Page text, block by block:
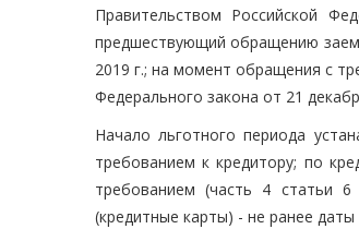
Правительством Российской
предшествующий обращению
2019 г.; на момент обращения с
Федерального закона от 21
Начало льготного периода
требованием к кредитору; по
требованием (часть 4 статьи
(кредитные карты) - не ранее